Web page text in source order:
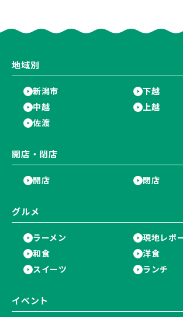
2026」がおすすめ♪
ご紹介♪
地域別
新潟市
下越
中越
上越
佐渡
開店・閉店
開店 閉店
グルメ
ラーメン
現地レポ
和食
洋食
スイーツ
ランチ
イベント